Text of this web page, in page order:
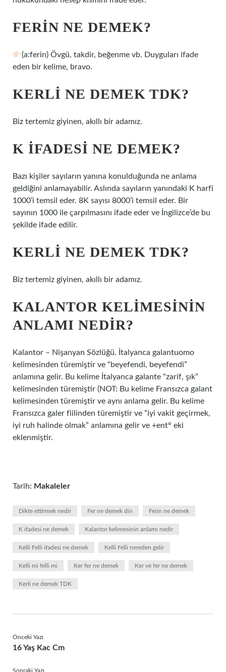
FERIN NE DEMEK?
(a:ferin) Övgü, takdir, beğenme vb. Duyguları ifade
eden bir kelime, bravo.
KERLI NE DEMEK TDK?
Biz tertemiz giyinen, akıllı bir adamız.
K IFADESI NE DEMEK?
Bazı kişiler sayıların yanına konulduğunda ne anlama
geldiğini anlamayabilir. Aslında sayıların yanındaki K harfi
1000’i temsil eder. 8K sayısı 8000’i temsil eder. Bir
sayının 1000 ile çarpılmasını ifade eder ve İngilizce’de bu
şekilde ifade edilir.
KERLI NE DEMEK TDK?
Biz tertemiz giyinen, akıllı bir adamız.
KALANTOR KELIMESININ
ANLAMI NEDIR?
Kalantor – Nişanyan Sözlüğü. İtalyanca galantuomo
kelimesinden türemiştir ve “beyefendi, beyefendi”
anlamına gelir. Bu kelime İtalyanca galante “zarif, şık”
kelimesinden türemiştir (NOT: Bu kelime Fransızca galant
kelimesinden türemiştir ve aynı anlama gelir. Bu kelime
Fransızca galer fiilinden türemiştir ve “iyi vakit geçirmek,
iyi ruh halinde olmak” anlamına gelir ve +ent° eki
eklenmiştir.
Tarih: Makaleler
Dikte ettirmek nedir Fer ne demek din Ferin ne demek
K ifadesi ne demek Kalantor kelimesinin anlamı nedir
Kelli Felli ifadesi ne demek Kelli Felli nereden gelir
Kelli mi felli mi Ker fer ne demek Ker ve fer ne demek
Kerli ne demek TDK
Önceki Yazı
16 Yaş Kac Cm
Sonraki Yazı